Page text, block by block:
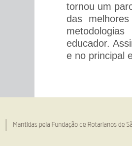
tornou um
das
educador.
e no principal